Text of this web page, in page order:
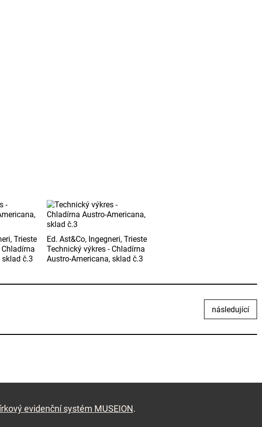
Trieste
sklad č.3
Ed. Ast&Co, Ingegneri, Trieste
Technický výkres - Chladírna
Austro-Americana, sklad č.3
následující
evidenční systém MUSEION.